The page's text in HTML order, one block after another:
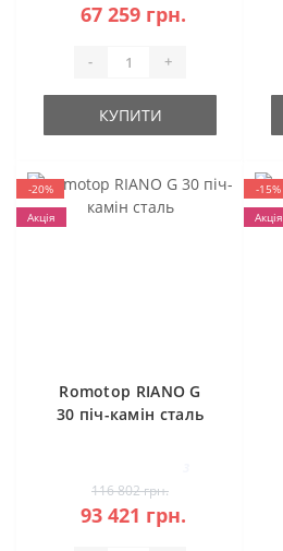
67 259 грн.
- +
КУПИТИ
-20%
Акція
Romotop RIANO G
30 піч-камін сталь
116 802 грн.
93 421 грн.
-15%
Акція